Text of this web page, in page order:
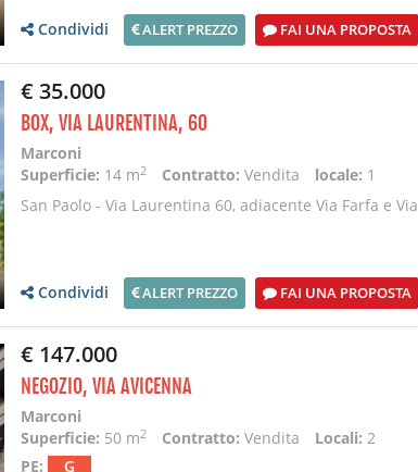
Condividi
ALERT PREZZO FAI UNA PROPOSTA
€ 35.000
BOX, VIA LAURENTINA, 60
Marconi
Superficie: 14 m2 Contratto: Vendita locale: 1
San Paolo - Via Laurentina 60, adiacente Via Farfa e Via
Condividi ALERT PREZZO FAI UNA PROPOSTA
€ 147.000
NEGOZIO, VIA AVICENNA
Marconi
Superficie: 50 m2 Contratto: Vendita Locali: 2
PE:
G